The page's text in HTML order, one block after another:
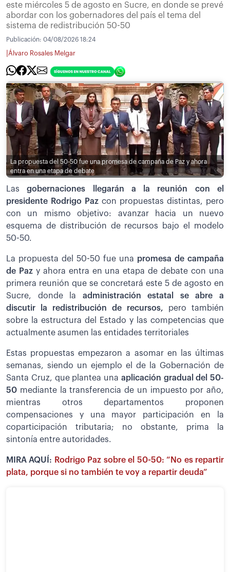
este miércoles 5 de agosto en Sucre, en donde se prevé
abordar con los gobernadores del país el tema del
sistema de redistribución 50-50
Publicación: 04/08/2026 18:24
Álvaro Rosales Melgar
La propuesta del 50-50 fue una promesa de campaña de Paz y ahora
entra en una etapa de debate
Lasgobernaciones llegarán a la reunión con el
presidente Rodrigo Paz con propuestas distintas, pero
con un mismo objetivo: avanzar hacia un nuevo
esquema de distribución de recursos bajo el modelo
50-50.
La propuesta del 50-50 fue una promesa de campaña
de Paz y ahora entra en una etapa de debate con una
primera reunión que se concretará este 5 de agosto en
Sucre, donde la administración estatal se abre a
discutir la redistribución de recursos, pero también
sobre la estructura del Estado y las competencias que
actualmente asumen las entidades territoriales
Estas propuestas empezaron a asomar en las últimas
semanas, siendo un ejemplo el de la Gobernación de
Santa Cruz, que plantea una aplicación gradual del 50-
50 mediante la transferencia de un impuesto por año,
mientras otros departamentos proponen
compensaciones y una mayor participación en la
coparticipación tributaria; no obstante, prima la
sintonía entre autoridades.
MIRA AQUÍ: Rodrigo Paz sobre el 50-50: “No es repartir
plata, porque si no también te voy a repartir deuda”